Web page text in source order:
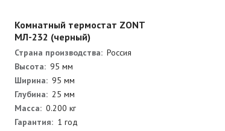
Комнатный термостат ZONT
МЛ-232 (черный)
Страна производства: Россия
Высота: 95 мм
Ширина: 95 мм
Глубина: 25 мм
Масса: 0.200 кг
Гарантия: 1 год